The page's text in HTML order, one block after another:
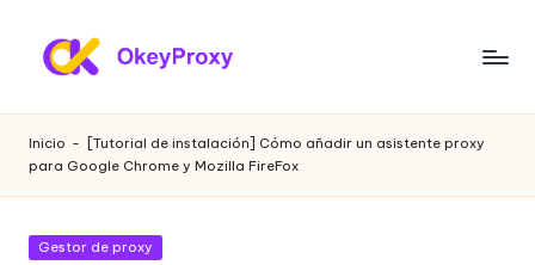
Saltar
P
r
o
xi
proxies
sobre
Inicio -
[Tutorial de instalación] Cómo añadir un asistente proxy
para Google Chrome y Mozilla FireFox
Publicada
Gestor de proxy